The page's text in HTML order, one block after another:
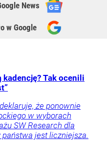
News
w Google
kadencję? Tak ocenili
że ponownie
w wyborach
SW Research dla
państwa jest liczniejsza.